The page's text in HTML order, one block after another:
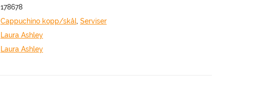
178678
Cappuchino kopp/skål, Serviser
Laura Ashley
Laura Ashley